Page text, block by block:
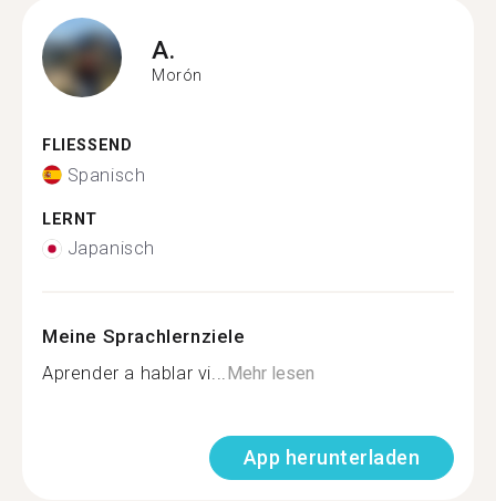
A.
Morón
FLIESSEND
Spanisch
LERNT
Japanisch
Meine Sprachlernziele
Aprender a hablar vi...Mehr lesen
App herunterladen